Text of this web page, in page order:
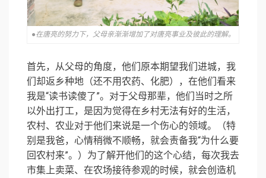
●在唐亮的努力下，父母亲渐渐增加了对唐亮事业及彼此的理解。
首先，从父母的角度，他们原本期望我们进城，我
们却返乡种地（还不用农药、化肥），在他们看来
我是“读书读傻了”。对于父母那辈，他们当时之所
以外出打工，是因为觉得在乡村无法有好的生活，
农村、农业对于他们来说是一个伤心的领域。（特
别是我爸，心情稍微不顺畅，就会责备我“为什么要
回农村来”。）为了解开他们的这个心结，每次我去
市集上卖菜、在农场接待参观的时候，就会创造机